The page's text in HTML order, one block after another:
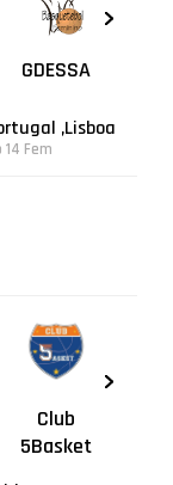
GDESSA
,Lisboa
14 Fem
Club
5Basket